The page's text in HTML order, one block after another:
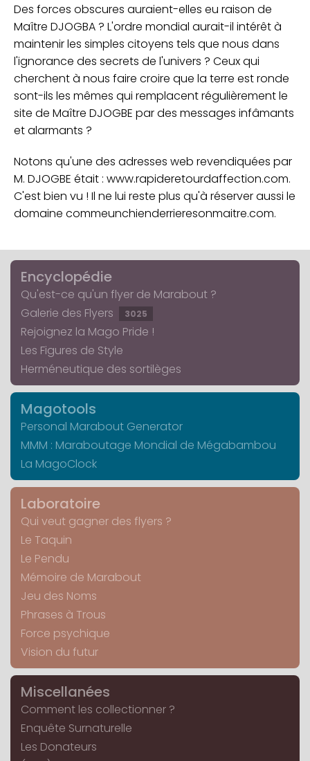
Des forces obscures auraient-elles eu raison de
Maître DJOGBA ? L'ordre mondial aurait-il intérêt à
maintenir les simples citoyens tels que nous dans
l'ignorance des secrets de l'univers ? Ceux qui
cherchent à nous faire croire que la terre est ronde
sont-ils les mêmes qui remplacent régulièrement le
site de Maître DJOGBE par des messages infâmants
et alarmants ?
Notons qu'une des adresses web revendiquées par
M. DJOGBE était : www.rapideretourdaffection.com.
C'est bien vu ! Il ne lui reste plus qu'à réserver aussi le
domaine commeunchienderrieresonmaitre.com.
Encyclopédie
Qu'est-ce qu'un flyer de Marabout ?
Galerie des Flyers
3025
Rejoignez la Mago Pride !
Les Figures de Style
Herméneutique des sortilèges
Magotools
Personal Marabout Generator
MMM : Maraboutage Mondial de Mégabambou
La MagoClock
Laboratoire
Qui veut gagner des flyers ?
Le Taquin
Le Pendu
Mémoire de Marabout
Jeu des Noms
Phrases à Trous
Force psychique
Vision du futur
Miscellanées
Comment les collectionner ?
Enquête Surnaturelle
Les Donateurs